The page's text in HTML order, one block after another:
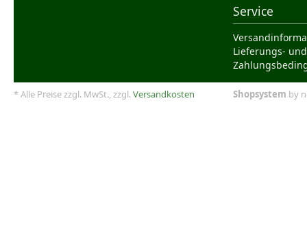
Service
Lieferungs- und
* Alle Preise zzgl. MwSt., zzgl.Versandkosten Shopsystem by